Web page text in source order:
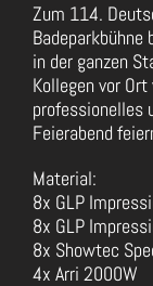
Zum 114.
Badeparkbühne
in der ganzen
Kollegen vor
professionelles
Feierabend
Material:
8x GLP
8x GLP
8x Showtec
4x Arri 2000W